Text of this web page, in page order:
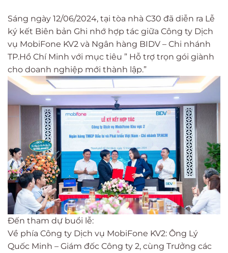
Sáng ngày 12/06/2024, tại tòa nhà C30 đã diễn ra Lễ
ký kết Biên bản Ghi nhớ hợp tác giữa Công ty Dịch
vụ MobiFone KV2 và Ngân hàng BIDV – Chi nhánh
TP.Hồ Chí Minh với mục tiêu ” Hỗ trợ trọn gói giành
cho doanh nghiệp mới thành lập.”
Đến tham dự buổi lễ:
Về phía Công ty Dịch vụ MobiFone KV2: Ông Lý
Quốc Minh – Giám đốc Công ty 2, cùng Trưởng các